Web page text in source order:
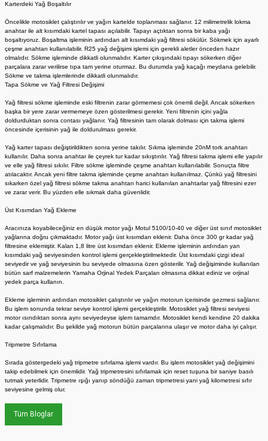
Karterdeki Yağ Boşaltılır
Öncelikle motosiklet çalıştırılır ve yağın kartelde toplanması sağlanır. 12 milimetrelik lokma
anahtar ile alt kısımdaki kartel tapası açılabilir. Tapayı açtıktan sonra bir kaba yağı
boşaltıyoruz. Boşaltma işleminin ardından alt kısımdaki yağ filtresi sökülür. Sökmek için ayarlı
çeşme anahtarı kullanılabilir. R25 yağ değişimi işlemi için gerekli aletler önceden hazır
olmalıdır. Sökme işleminde dikkatli olunmalıdır. Karter çıkışındaki tıpayı sökerken diğer
parçalara zarar verilirse tıpa tam yerine oturmaz. Bu durumda yağ kaçağı meydana gelebilir.
Sökme ve takma işlemlerinde dikkatli olunmalıdır.
Tapa Sökme ve Yağ Filtresi Değişimi
Yağ filtresi sökme işleminde eski filtrenin zarar görmemesi çok önemli değil. Ancak sökerken
başka bir yere zarar vermemeye özen gösterilmesi gerekir. Yeni filtrenin içini yağla
doldurduktan sonra contası yağlanır. Yağ filtresinin tam olarak dolması için takma işlemi
öncesinde içerisinin yağ ile doldurulması gerekir.
Yağ karter tapası değiştirildikten sonra yerine takılır. Sıkma işleminde 20nM tork anahtarı
kullanılır. Daha sonra anahtar ile çeyrek tur kadar sıkıştırılır. Yağ filtresi takma işlemi elle yapılır
ve elle yağ filtresi sıkılır. Filtre sökme işleminde çeşme anahtarı kullanılabilir. Sonuçta filtre
atılacaktır. Ancak yeni filtre takma işleminde çeşme anahtarı kullanılmaz. Çünkü yağ filtresini
sıkarken özel yağ filtresi sökme takma anahtarı harici kullanılan anahtarlar yağ filtresini ezer
ve zarar verir. Bu yüzden elle sıkmak daha güvenlidir.
Üst Kısımdan Yağ Ekleme
Aracınıza koyabileceğiniz en düşük motor yağı Motul 5100/10-40 ve diğer üst sınıf motosiklet
yağlarına doğru çıkmaktadır. Motor yağı üst kısımdan eklenir. Daha önce 300 gr kadar yağ
filtresine eklemiştir. Kalan 1,8 litre üst kısımdan eklenir. Ekleme işleminin ardından yan
kısımdaki yağ seviyesinden kontrol işlemi gerçekleştirilmektedir. Üst kısımdaki çizgi ideal
seviyedir ve yağ seviyesinin bu seviyede olmasına özen gösterilir. Yağ değişiminde kullanılan
bütün sarf malzemelerin Yamaha Orjinal Yedek Parçaları olmasına dikkat ediniz ve orjinal
yedek parça kullanın.
Ekleme işleminin ardından motosiklet çalıştırılır ve yağın motorun içerisinde gezmesi sağlanır.
Bu işlem sonunda tekrar seviye kontrol işlemi gerçekleştirilir. Motosiklet yağ filtresi seviyesi
motor ısındıktan sonra aynı seviyedeyse işlem tamamdır. Motosiklet kendi kendine 20 dakika
kadar çalışmalıdır. Bu şekilde yağ motorun bütün parçalarına ulaşır ve motor daha iyi çalışır.
Tripmetre Sıfırlama
Sırada göstergedeki yağ tripmetre sıfırlama işlemi vardır. Bu işlem motosiklet yağ değişimini
takip edebilmek için önemlidir. Yağ tripmetresini sıfırlamak için reset tuşuna bir saniye basılı
tutmak yeterlidir. Tripmetre ışığı yanıp söndüğü zaman tripmetresi yani yağ kilometresi sıfır
seviyesine gelmiş olur.
Tüm Bloglar